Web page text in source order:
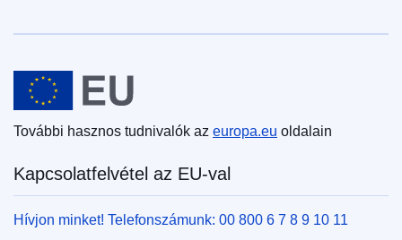
Európai Unió
További hasznos tudnivalók az europa.eu oldalain
Kapcsolatfelvétel az EU-val
Hívjon minket! Telefonszámunk: 00 800 6 7 8 9 10 11